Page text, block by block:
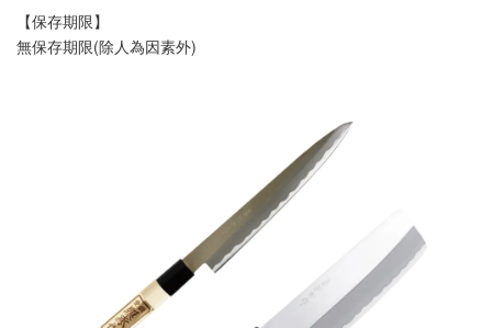
【保存期限】
無保存期限(除人為因素外)